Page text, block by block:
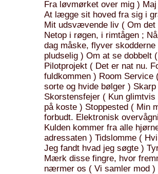
Fra løvmørket over mig )
At lægge sit hoved fra sig i
Mit udsvævende liv ( Om
Netop i røgen, i rimtågen ;
dag måske, flyver
pludselig ) Om at se dobbelt
Pilotprojekt ( Det er nat nu.
fuldkommen ) Room
sorte og hvide bølger )
Skorstensfejer ( Kun
på koste ) Stoppested ( Min
forbudt. Elektronisk
Kulden kommer fra alle
adressaten ) Tidslomme (
Jeg fandt hvad jeg søgte )
Mærk disse fingre, hvor
nærmer os ( Vi samler mod